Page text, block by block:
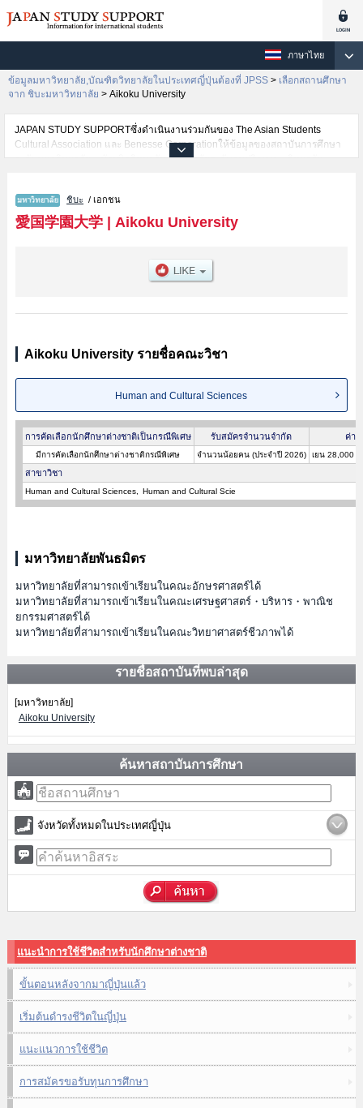
ภาษาไทย
ข้อมูลมหาวิทยาลัย,บัณฑิตวิทยาลัยในประเทศญี่ปุ่นต้องที่ JPSS > เลือกสถานศึกษา
จาก ชิบะมหาวิทยาลัย > Aikoku University
JAPAN STUDY SUPPORTซึ่งดำเนินงานร่วมกันของ The Asian Students
Cultural Association และ Benesse Corporationให้ข้อมูลของสถาบันการศึกษา
ระดับมหาวิทยาลัย・บัณฑิตวิทยาลัย・วิทยาลัยระดับอนุปริญญา・วิทยาลัย
ชาติเช่นข้อมูลของแต่ละคณะ,ข้อมูลการสอบคัดเลือกเข้าศึกษาเช่นจำนวนคนที่รับ
สมัครหรือจำนวนคนที่ผ่านการสอบคัดเลือกเป็นต้น,แนะนำสถานที่,การเดินทาง
เป็นต้นไว้ด้วยดังนั้นขอเชิญใช้บริการค้นหาข้อมูลตามอัธยาศัย
ชิบะ / เอกชน
愛国学園大学| Aikoku University
Aikoku University รายชื่อคณะวิชา
Human and Cultural Sciences
การคัดเลือกนักศึกษาต่างชาติเป็นกรณีพิเศษ รับสมัครจำนวนจำกัด ค่า
มีการคัดเลือกนักศึกษาต่างชาติกรณีพิเศษ จำนวนน้อยคน (ประจำปี 2026) เยน 28,000 (
สาขาวิชา
Human and Cultural Sciences Human and Cultural Scie
มหาวิทยาลัยพันธมิตร
มหาวิทยาลัยที่สามารถเข้าเรียนในคณะอักษรศาสตร์ได้
มหาวิทยาลัยที่สามารถเข้าเรียนในคณะเศรษฐศาสตร์・บริหาร・พาณิช
ยกรรมศาสตร์ได้
มหาวิทยาลัยที่สามารถเข้าเรียนในคณะวิทยาศาสตร์ชีวภาพได้
รายชื่อสถาบันที่พบล่าสุด
[มหาวิทยาลัย]
Aikoku University
ค้นหาสถาบันการศึกษา
จังหวัดทั้งหมดในประเทศญี่ปุ่น
แนะนำการใช้ชีวิตสำหรับนักศึกษาต่างชาติ
ขั้นตอนหลังจากมาญี่ปุ่นแล้ว
เริ่มต้นดำรงชีวิตในญี่ปุ่น
แนะแนวการใช้ชีวิต
การสมัครขอรับทุนการศึกษา